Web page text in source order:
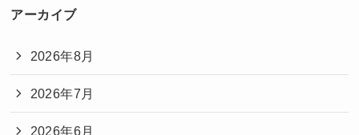
アーカイブ
2026年8月
2026年7月
2026年6月